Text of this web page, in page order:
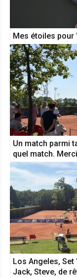
Mes étoiles pour
Un match parmi
quel match.
Los Angeles, Set
Jack, Steve, de